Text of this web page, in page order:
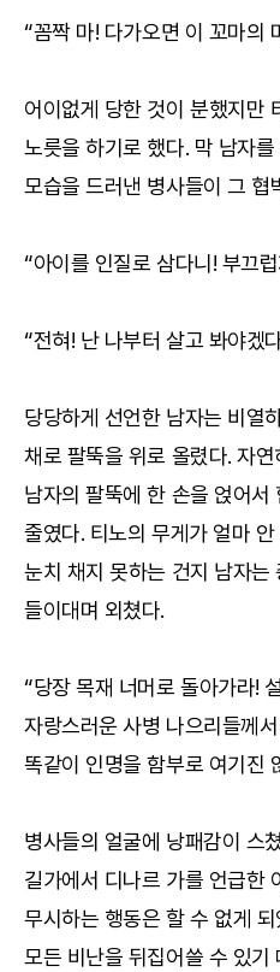
“꼼짝 마! 다가오면 이 꼬마의
어이없게 당한 것이 분했지만
노릇을 하기로 했다. 막 남자
모습을 드러낸 병사들이 그 협
“아이를 인질로 삼다니! 부끄
“전혀! 난 나부터 살고 봐야겠
당당하게 선언한 남자는 비열
채로 팔뚝을 위로 올렸다. 자
남자의 팔뚝에 한 손을 얹어서
줄였다. 티노의 무게가 얼마
눈치 채지 못하는 건지 남자는
들이대며 외쳤다.
“당장 목재 너머로 돌아가라!
자랑스러운 사병 나으리들께
똑같이 인명을 함부로 여기진
병사들의 얼굴에 낭패감이 스
길가에서 디나르 가를 언급한
무시하는 행동은 할 수 없게
모든 비난을 뒤집어쓸 수 있기